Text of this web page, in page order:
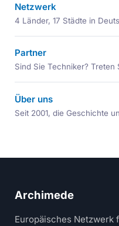
Netzwerk
4 Länder, 17 Städte in
Partner
Sind Sie Techniker?
Über uns
Seit 2001, die Geschichte
Archimede
Europäisches Netzwerk